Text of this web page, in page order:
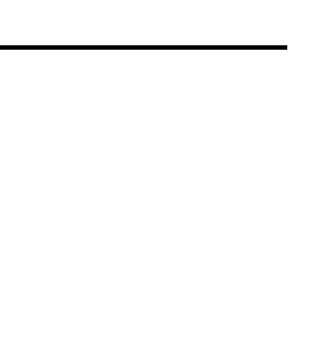
Gastro­in­te­sti­nal­trakt